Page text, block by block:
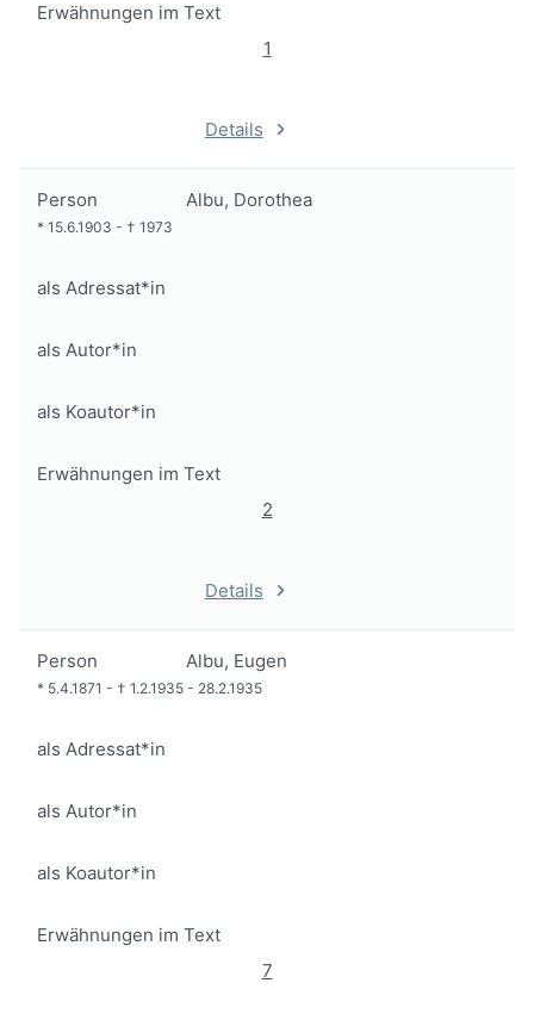
Erwähnungen im Text
1
Details
Person Albu, Dorothea
* 15.6.1903 - † 1973
als Adressat*in
als Autor*in
als Koautor*in
Erwähnungen im Text
2
Details
Person Albu, Eugen
* 5.4.1871 - † 1.2.1935 - 28.2.1935
als Adressat*in
als Autor*in
als Koautor*in
Erwähnungen im Text
7